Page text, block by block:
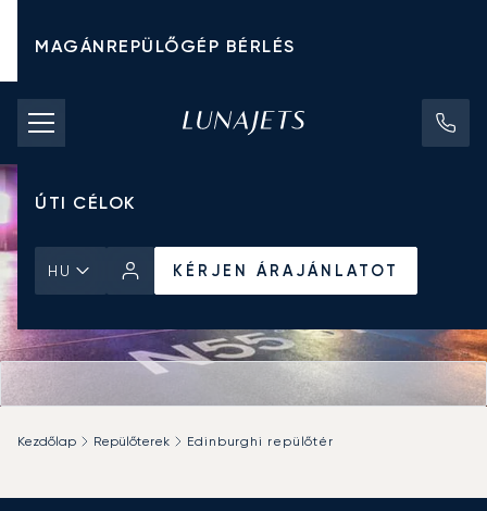
MAGÁNREPÜLŐGÉP BÉRLÉS
CHARTER ÁRAK
MAGÁNREPÜLŐGÉPEK
ÚTI CÉLOK
HU KÉRJEN ÁRAJÁNLATOT
Kezdőlap Repülőterek Edinburghi repülőtér